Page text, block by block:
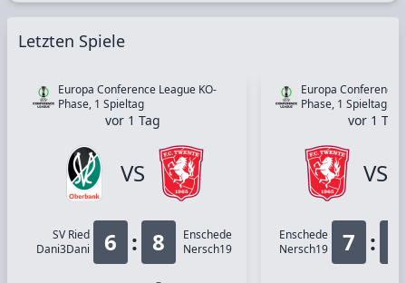
Letzten Spiele
Europa Conference League KO-
Phase, 1 Spieltag
vor 1 Tag
VS
SV Ried
Dani3Dani
6 : 8
Enschede
Nersch19
Europa Conference
Phase, 1 Spieltag
vor 1 Tag
VS
Enschede
Nersch19
7 :